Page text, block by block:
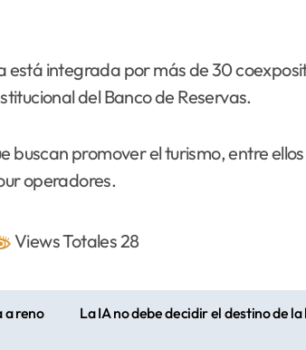
integrada por más de 30
del Banco de Reservas.
promover el turismo, entre
operadores.
Views Totales 28
a reno
La IA no debe decidir el destino de